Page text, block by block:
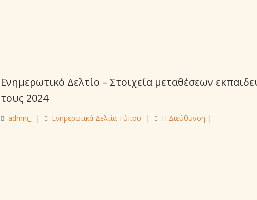
Ενημερωτικό Δελτίο – Στοιχεία μεταθέσεων
τους 2024
admin_ | Ενημερωτικά Δελτία Τύπου | Η Διεύθυνση |